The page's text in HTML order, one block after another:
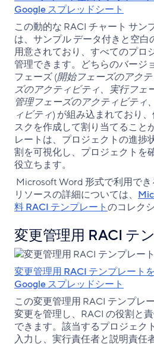
Google スプレッドシート
この動的な RACI チャート サン
は、サンプル データ付きと空白
用意されており、すべてのプロ
管理できます。どちらのバージ
フェーズ (開始フェーズのアク
ズのアクティビティ、実行フェ
管理フェーズのアクティビティ
ィビティ) が組み込まれており
スクを作成して割り当てること
レートは、プロジェクトの進捗
割を可視化し、プロジェクトを
役立ちます。
Microsoft Word 形式で利用でき
リソースの詳細については、
料 RACI テンプレートのコレク
変更管理用 RACI テ
変更管理用 RACI テンプレート
Google スプレッドシート
この変更管理用 RACI テンプレ
変更を管理し、RACI の役割と
できます。該当するプロジェク
入力し、実行責任者と説明責任